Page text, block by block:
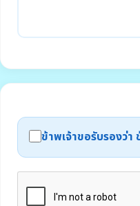
ข้าพเจ้าขอรับรองว่